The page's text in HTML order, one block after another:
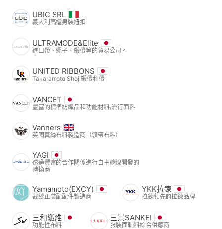
UBIC SRL
義大利高檔男裝紐扣
ULTRAMODE&Elite
進口帶、繩子、緞帶等的貿易公司。
UNITED RIBBONS
Takaramoto Shoji緞帶和帶
VANCET
豐富的標準紡織品和功能材料/流行面料
Vanners
英國真絲布料製造商（領帶布料）
YAGI
透過豐富的合作關係進行自主紗線開發的
轉換商
Yamamoto(EXCY)
裁縫正裝配配件製造商
YKK拉鍊
拉鍊領先的拉鍊品牌
三和纖維
功能性布料
三景SANKEI
服裝面輔料綜合供應商